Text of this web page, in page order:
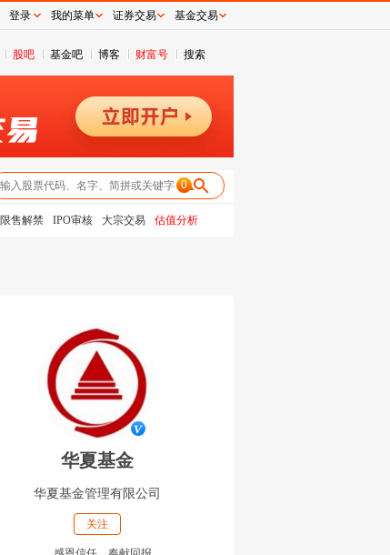
股吧 基金吧 博客 财富号 搜索
0
限售解禁 IPO审核 大宗交易 估值分析
华夏基金
华夏基金管理有限公司
关注
登录 我的菜单 证券交易 基金交易